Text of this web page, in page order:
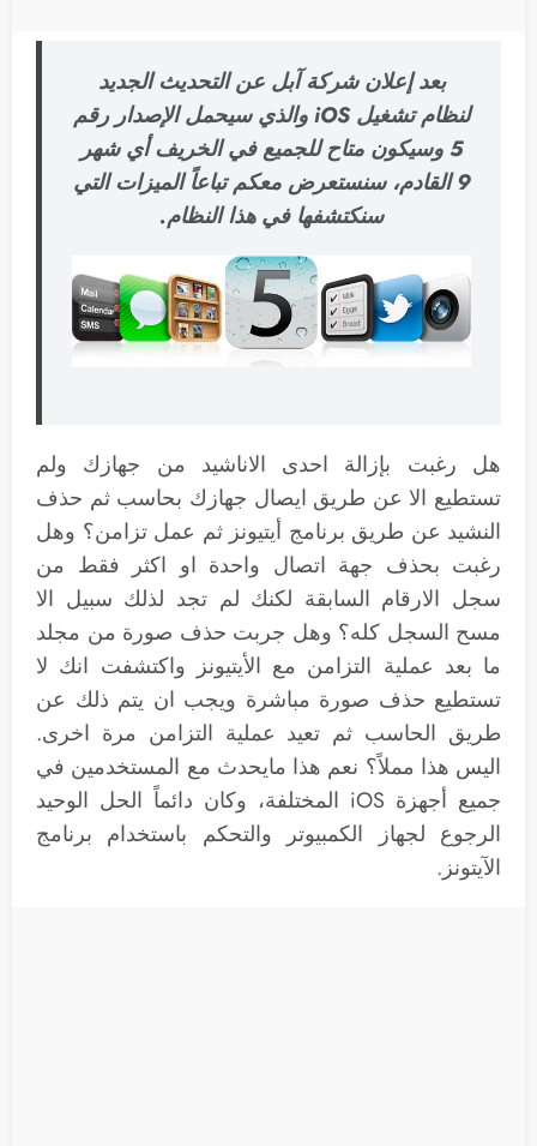
بعد إعلان شركة آبل عن التحديث الجديد
لنظام تشغيل iOS والذي سيحمل الإصدار رقم
5 وسيكون متاح للجميع في الخريف أي شهر
9 القادم، سنستعرض معكم تباعاً الميزات التي
سنكتشفها في هذا النظام.
هل رغبت بإزالة احدى الاناشيد من جهازك ولم
تستطيع الا عن طريق ايصال جهازك بحاسب ثم حذف
النشيد عن طريق برنامج أيتيونز ثم عمل تزامن؟ وهل
رغبت بحذف جهة اتصال واحدة او اكثر فقط من
سجل الارقام السابقة لكنك لم تجد لذلك سبيل الا
مسح السجل كله؟ وهل جربت حذف صورة من مجلد
ما بعد عملية التزامن مع الأيتيونز واكتشفت انك لا
تستطيع حذف صورة مباشرة ويجب ان يتم ذلك عن
طريق الحاسب ثم تعيد عملية التزامن مرة اخرى.
اليس هذا مملاً؟ نعم هذا مايحدث مع المستخدمين في
جميع أجهزة iOS المختلفة، وكان دائماً الحل الوحيد
الرجوع لجهاز الكمبيوتر والتحكم باستخدام برنامج
الآيتونز.